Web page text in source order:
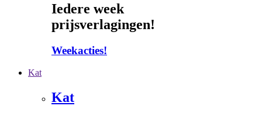
Iedere week
prijsverlagingen!
Weekacties!
Kat
Kat